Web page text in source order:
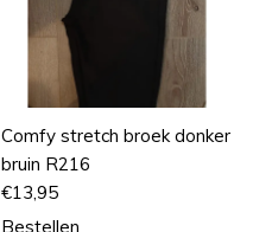
Comfy stretch broek donker
bruin R216
€13,95
Bestellen